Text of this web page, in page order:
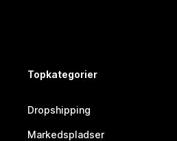
Topkategorier
Dropshipping
Markedspladser